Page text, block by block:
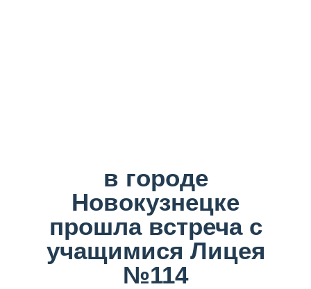
в городе
Новокузнецке
прошла встреча с
учащимися Лицея
№114